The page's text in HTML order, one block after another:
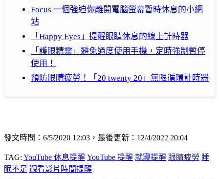
Focus 一個強迫你離開電腦螢幕暫時休息的小網
站
「Happy Eyes」提醒眼睛休息的線上計時器
「護眼精靈」避免過度使用手機，定時強制暫停
使用！
預防眼睛疲勞！「20 twenty 20」無限循環計時器
發文時間：6/5/2020 12:03，最後更新：12/4/2022 20:04
TAG: YouTube 休息提醒 YouTube 提醒 就寢提醒 眼睛疲勞 睡
眠不足 觀看影片時間提醒